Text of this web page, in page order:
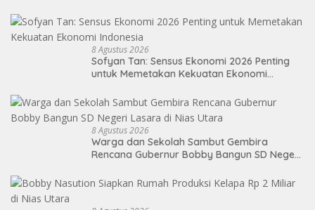
8 Agustus 2026
Sofyan Tan: Sensus Ekonomi 2026 Penting
untuk Memetakan Kekuatan Ekonomi
8 Agustus 2026
Warga dan Sekolah Sambut Gembira
Rencana Gubernur Bobby Bangun SD Negeri